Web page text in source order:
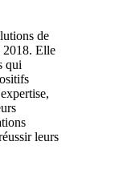
de
2018. Elle
qui
leurs